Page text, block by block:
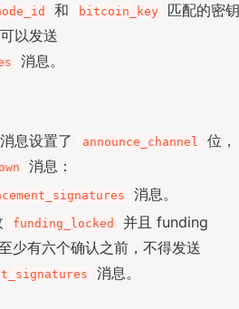
和 bitcoin_key
匹配的密钥
以发送
消息。
消息设置了 announce_channel
位，
消息：
消息。
funding_locked
并且 funding
少有六个确认之前，不得发送
消息。